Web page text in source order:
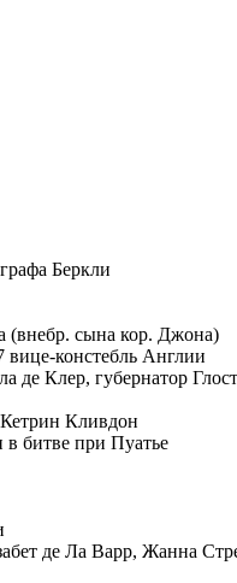
Беркли
(внебр. сына кор. Джона)
вице-констебль Англии
Клер, губернатор
Кливдон
в битве при Пуатье
де Ла Варр, Жанна